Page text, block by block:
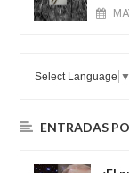
Select Language ▼
ENTRADAS